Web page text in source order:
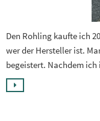
Den Rohling kaufte ich
wer der Hersteller ist.
begeistert. Nachdem